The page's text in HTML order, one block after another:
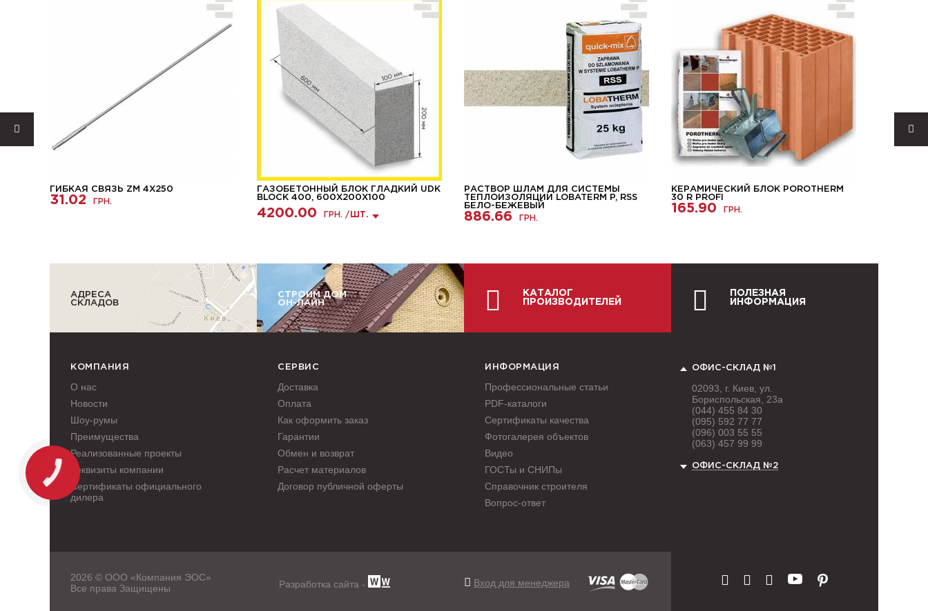
ГИБКАЯ СВЯЗЬ ZM 4X250
31.02 ГРН.
ГАЗОБЕТОННЫЙ БЛОК ГЛАДКИЙ UDK
BLOCK 400, 600Х200Х100
4200.00 ГРН. / ШТ.
РАСТВОР ШЛАМ ДЛЯ СИСТЕМЫ
ТЕПЛОИЗОЛЯЦИИ LOBATERM P, RSS
БЕЛО-БЕЖЕВЫЙ
886.66 ГРН.
КЕРАМИЧЕСКИЙ БЛОК POROTHERM
30 R PROFI
165.90 ГРН.
АДРЕСА
СКЛАДОВ
СТРОИМ ДОМ
ОН-ЛАЙН
КАТАЛОГ
ПРОИЗВОДИТЕЛЕЙ
ПОЛЕЗНАЯ
ИНФОРМАЦИЯ
КОМПАНИЯ
О нас
Новости
Шоу-румы
Преимущества
Реализованные проекты
Реквизиты компании
Сертификаты официального
дилера
СЕРВИС
Доставка
Оплата
Как оформить заказ
Гарантии
Обмен и возврат
Расчет материалов
Договор публичной оферты
ИНФОРМАЦИЯ
Профессиональные статьи
PDF-каталоги
Сертификаты качества
Фотогалерея объектов
Видео
ГОСТы и СНИПы
Справочник строителя
Вопрос-ответ
ОФИС-СКЛАД №1
02093, г. Киев, ул.
Бориспольская, 23а
(044) 455 84 30
(095) 592 77 77
(096) 003 55 55
(063) 457 99 99
ОФИС-СКЛАД №2
2026 © ООО «Компания ЭОС»
Все права Защищены
Разработка сайта - Вход для менеджера